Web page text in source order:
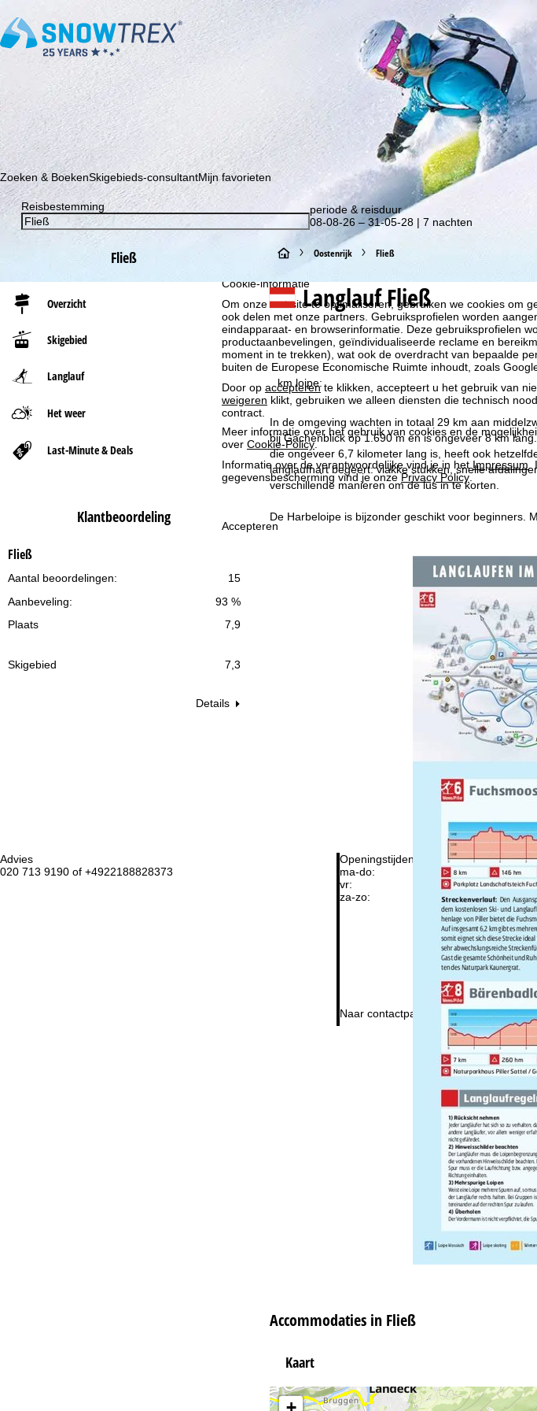
Cookie-informatie
Om onze website te optimaliseren, gebruiken we cookies om
ook delen met onze partners. Gebruiksprofielen worden
eindapparaat- en browserinformatie. Deze gebruiksprofielen
productaanbevelingen, geïndividualiseerde reclame en
moment in te trekken), wat ook de overdracht van bepaalde
buiten de Europese Economische Ruimte inhoudt, zoals
Door op accepterente klikken, accepteert u het gebruik van
weigeren klikt, gebruiken we alleen diensten die technisch
contract.
Meer informatie over het gebruik van cookies en de
over Cookie-Policy.
Informatie over de verantwoordelijke vind je in hetImpressum.
gegevensbescherming vind je onzePrivacy Policy.
Accepteren
Advies
020 713 9190 of +4922188828373
Openingstijden
ma-do:
09:00-17:00
vr:
09:00-14:00
za-zo:
gesloten
Naar contactpagina
Schrijf je in voor onze nieuwsbrief en wees als eerste op de hoogte van onze kortingsacties!
Zoeken & BoekenSkigebieds-consultantMijn favorieten
Reisbestemming
periode & reisduur
08-08-26 – 31-05-28 | 7 nachten
Fließ
Overzicht
Skigebied
Langlauf
Het weer
Last-Minute & Deals
Klantbeoordeling
Fließ
15
Aantal beoordelingen:
93 %
Aanbeveling:
Plaats
7,9
Skigebied 7,3
Details
S
t
a
r
t
a
g
i
Oostenrijk Fließ
Langlauf Fließ
km loipe:
In de omgeving wachten in totaal 29 km aan
bij Gachenblick op 1.690 m en is ongeveer 8 km
die ongeveer 6,7 kilometer lang is, heeft ook
langlaufhart begeert: vlakke stukken, snelle
verschillende manieren om de lus in te korten.
De Harbeloipe is bijzonder geschikt voor beginners.
Accommodaties in Fließ
Kaart